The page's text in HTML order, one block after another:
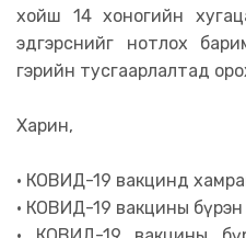
хойш 14 хоногийн хугацаа
эдгэрснийг нотлох
гэрийн тусгаарлалтад
Харин,
• КОВИД-19 вакцинд
• КОВИД-19 вакцины бүрэн